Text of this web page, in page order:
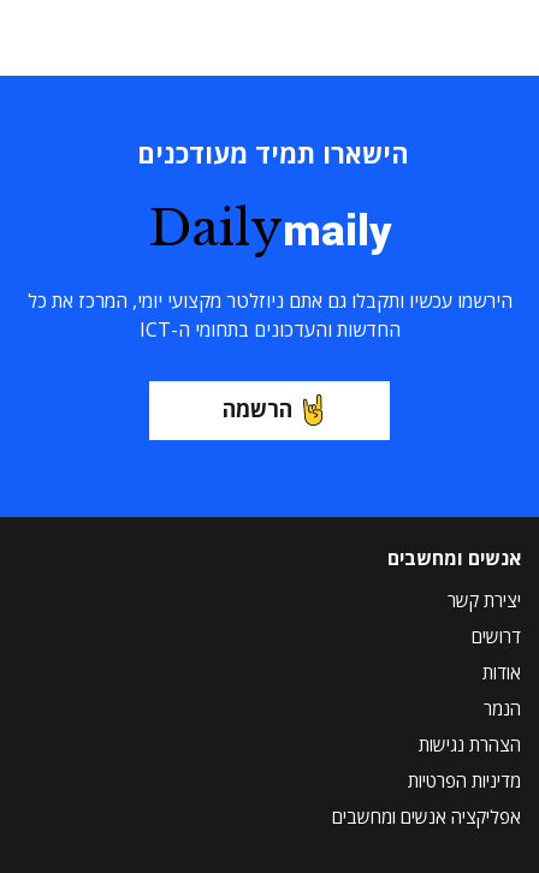
הישארו תמיד מעודכנים
Dailymaily
הירשמו עכשיו ותקבלו גם אתם ניוזלטר מקצועי יומי, המרכז את כל
החדשות והעדכונים בתחומי ה-ICT
הרשמה
אנשים ומחשבים
יצירת קשר
דרושים
אודות
הנמר
הצהרת נגישות
מדיניות הפרטיות
אפליקציה אנשים ומחשבים